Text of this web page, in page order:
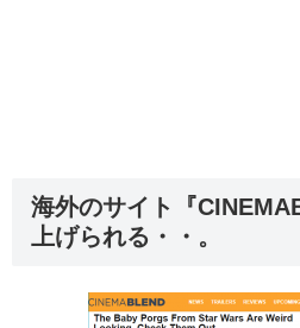
海外のサイト『
上げられる・・。